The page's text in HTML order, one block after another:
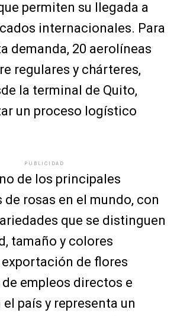
permiten su llegada a
internacionales. Para
demanda, 20 aerolíneas
regulares y chárteres,
la terminal de Quito,
un proceso logístico
PUBLICIDAD
de los principales
rosas en el mundo, con
que se distinguen
tamaño y colores
de flores
empleos directos e
país y representa un